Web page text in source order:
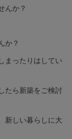
んか？
か？
まったりはしてい
たら新築をご検討
新しい暮らしに大